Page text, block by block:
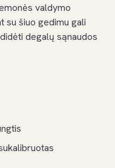
valdymo
su šiuo gedimu gali
degalų sąnaudos